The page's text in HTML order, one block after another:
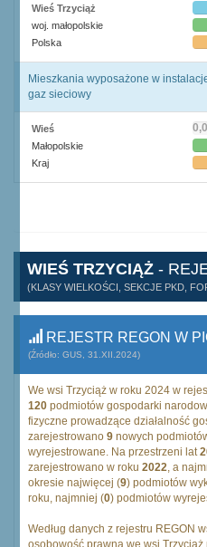
Wieś Trzyciąż
woj. małopolskie
Polska
Mieszkania wyposażone w
gaz sieciowy
Wieś
Małopolskie
Kraj
WIEŚ TRZYCIĄŻ -
(KLASY WIELKOŚCI, SEKCJE PKD,
REJESTR REGON W
(Źródło: GUS, 31.XII.2024)
We wsi Trzyciąż w roku 2024 w
120 podmiotów gospodarki
fizyczne prowadzące działalność
zarejestrowano 9 nowych
wyrejestrowane. Na przestrzeni lat
zarejestrowano w roku 2022, a
okresie najwięcej (9) podmiotów
roku, najmniej (0) podmiotów
Według danych z rejestru REGON
osobowość prawną we wsi Trzyciąż